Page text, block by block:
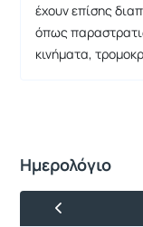
έχουν επίσης
όπως
κινήματα,
Ημερολόγιο